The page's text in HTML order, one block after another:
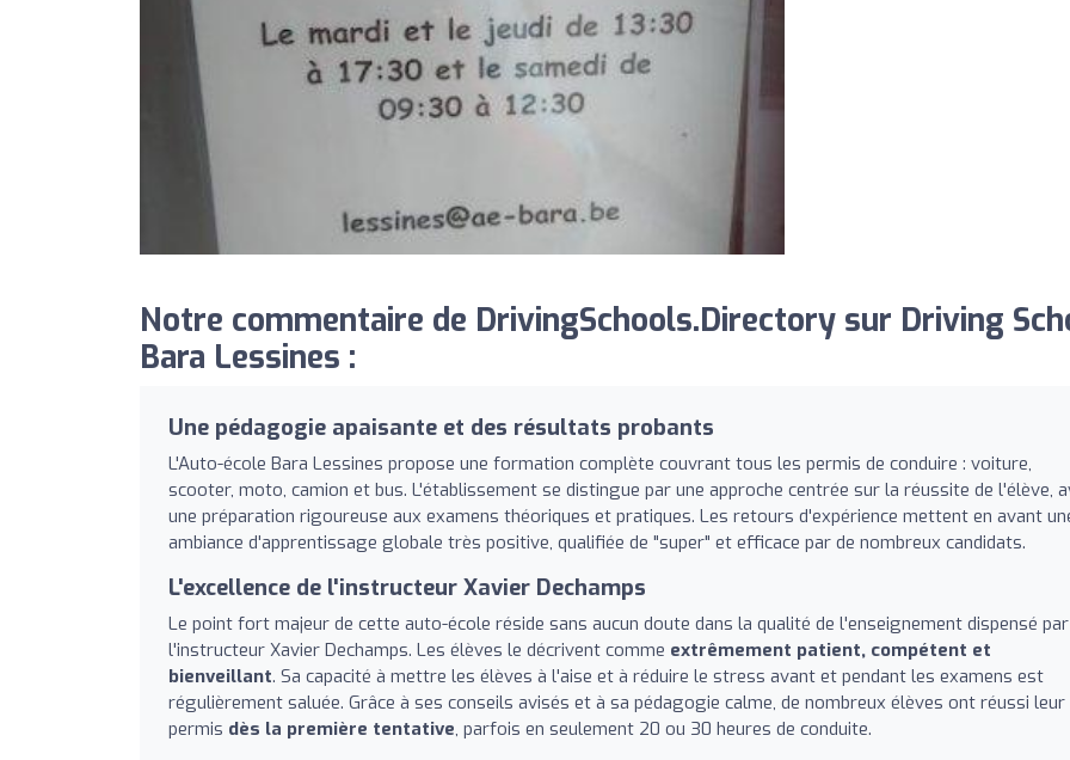
Notre commentaire de DrivingSchools.Directory sur Driving
Bara Lessines :
Une pédagogie apaisante et des résultats probants
L'Auto-école Bara Lessines propose une formation complète couvrant tous les permis de conduire : voiture,
scooter, moto, camion et bus. L'établissement se distingue par une approche centrée sur la réussite de l'élève,
une préparation rigoureuse aux examens théoriques et pratiques. Les retours d'expérience mettent en avant
ambiance d'apprentissage globale très positive, qualifiée de "super" et efficace par de nombreux candidats.
L'excellence de l'instructeur Xavier Dechamps
Le point fort majeur de cette auto-école réside sans aucun doute dans la qualité de l'enseignement dispensé par
l'instructeur Xavier Dechamps. Les élèves le décrivent comme extrêmement patient, compétent et
bienveillant. Sa capacité à mettre les élèves à l'aise et à réduire le stress avant et pendant les examens est
régulièrement saluée. Grâce à ses conseils avisés et à sa pédagogie calme, de nombreux élèves ont réussi leur
permis dès la première tentative, parfois en seulement 20 ou 30 heures de conduite.